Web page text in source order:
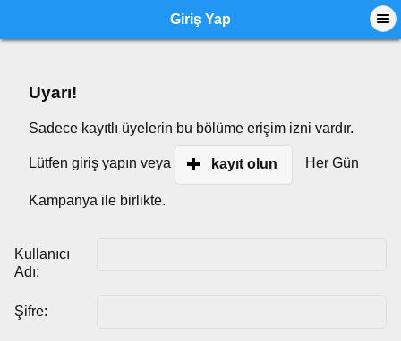
Giriş Yap
Uyarı!
Sadece kayıtlı üyelerin bu bölüme erişim izni vardır.
Lütfen giriş yapın veya kayıt olun Her Gün
Kampanya ile birlikte.
Kullanıcı
Adı:
Şifre: